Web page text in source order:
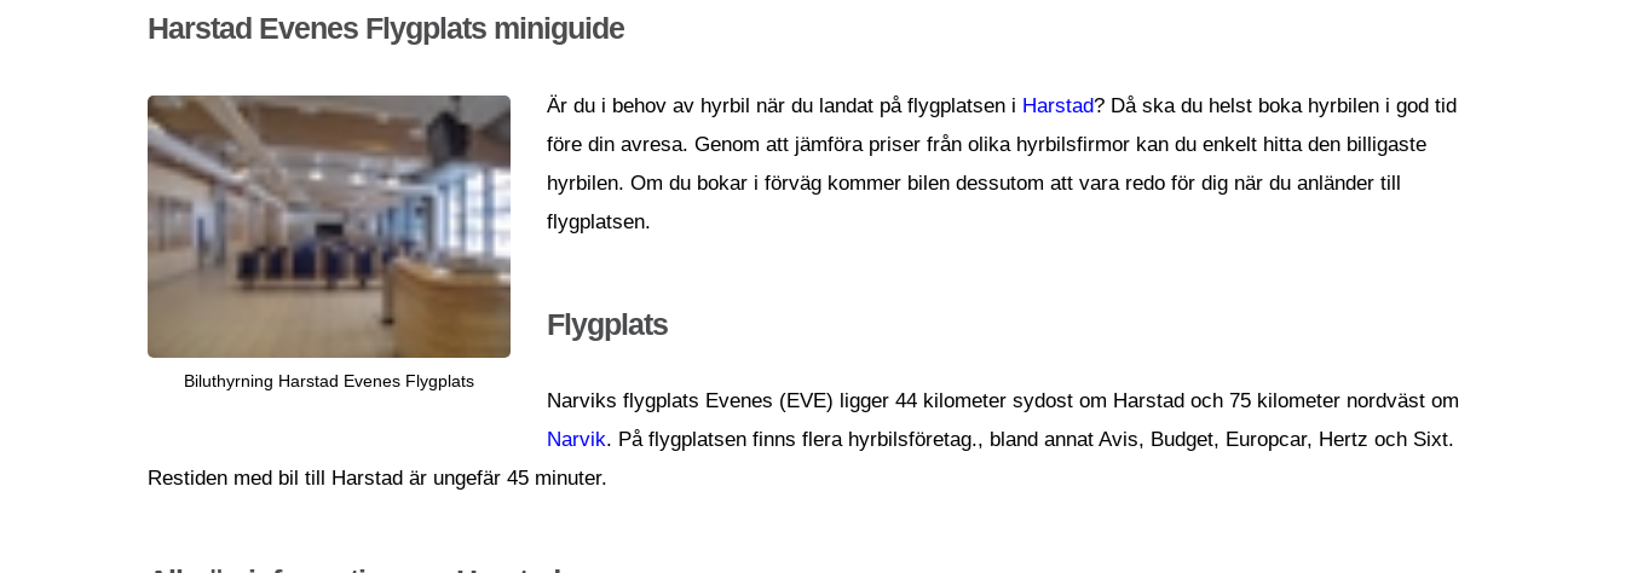
Harstad Evenes Flygplats miniguide
Biluthyrning Harstad Evenes Flygplats
Är du i behov av hyrbil när du landat på flygplatsen i Harstad? Då ska du helst boka hyrbilen i god tid
före din avresa. Genom att jämföra priser från olika hyrbilsfirmor kan du enkelt hitta den billigaste
hyrbilen. Om du bokar i förväg kommer bilen dessutom att vara redo för dig när du anländer till
flygplatsen.
Flygplats
Narviks flygplats Evenes (EVE) ligger 44 kilometer sydost om Harstad och 75 kilometer nordväst om
Narvik. På flygplatsen finns flera hyrbilsföretag., bland annat Avis, Budget, Europcar, Hertz och Sixt.
Restiden med bil till Harstad är ungefär 45 minuter.